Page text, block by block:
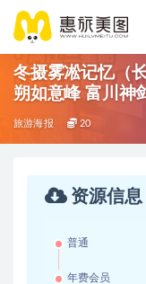
冬摄雾凇记忆（
朔如意峰 富川神
山
旅游海报 20
资源信息
普通
年费会员